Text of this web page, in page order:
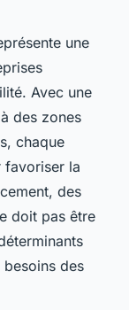
: un
votre
une
Avec une
des zones
chaque
favoriser la
des
doit pas être
des